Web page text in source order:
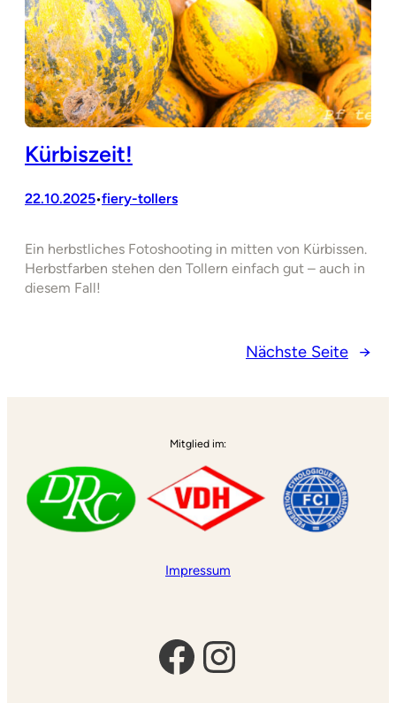
Kürbiszeit!
22.10.2025•fiery-tollers
Ein herbstliches Fotoshooting in mitten von Kürbissen.
Herbstfarben stehen den Tollern einfach gut – auch in
diesem Fall!
Nächste Seite →
Mitglied im:
Impressum
Facebook Instagram